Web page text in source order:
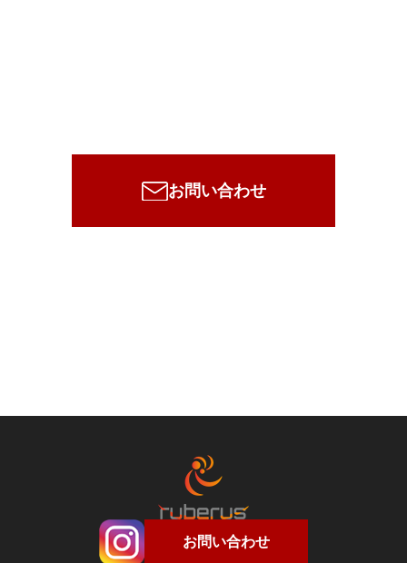
お問い合わせ
お問い合わせ